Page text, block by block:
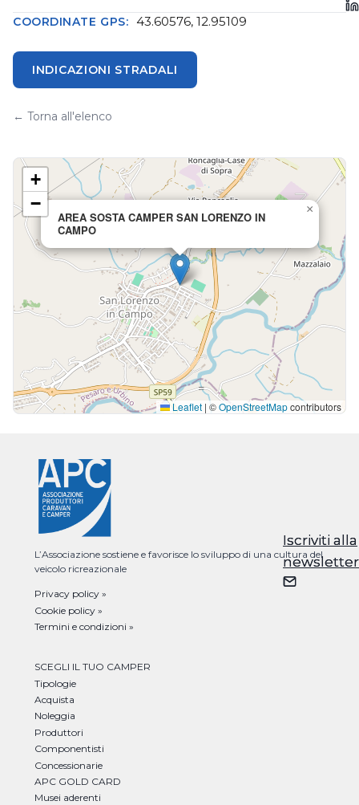
Iscriviti alla
newsletter
COORDINATE GPS: 43.60576, 12.95109
INDICAZIONI STRADALI
← Torna all'elenco
AREA SOSTA CAMPER SAN LORENZO IN
CAMPO
×
+
−
Leaflet | ©OpenStreetMapcontributors
L’Associazione sostiene e favorisce lo sviluppo di una cultura del
veicolo ricreazionale
Privacy policy »
Cookie policy »
Termini e condizioni »
SCEGLI IL TUO CAMPER
Tipologie
Acquista
Noleggia
Produttori
Componentisti
Concessionarie
APC GOLD CARD
Musei aderenti
Iscriviti alla
newsletter